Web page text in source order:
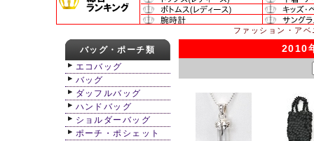
ファッション・ア
2010
バッグ・ポーチ類
エコバッグ
バッグ
ダッフルバッグ
ハンドバッグ
ショルダーバッグ
ポーチ・ポシェット